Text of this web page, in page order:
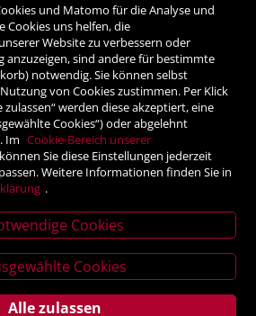
Rechnung
SHOPPEN!
und Matomo für die Analyse und
Cookies uns helfen, die
Website zu verbessern oder
anzuzeigen, sind andere für bestimmte
notwendig. Sie können selbst
von Cookies zustimmen. Per Klick
zulassen“ werden diese akzeptiert, eine
Cookies“) oder abgelehnt
Im Cookie-Bereich unserer
können Sie diese Einstellungen jederzeit
Weitere Informationen finden Sie in
.
Cookies
Cookies
Alle zulassen